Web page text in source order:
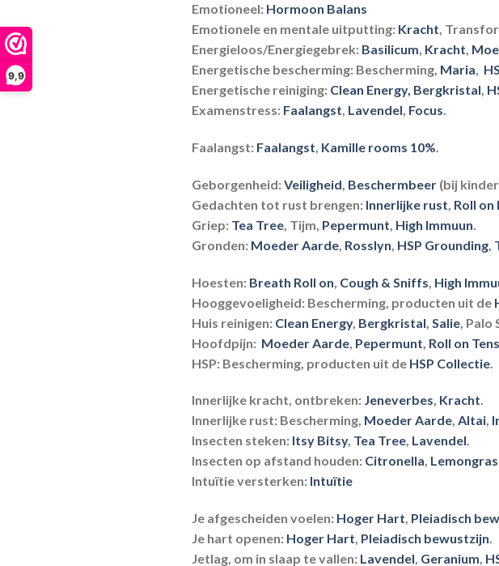
9,9
Emotioneel: Hormoon Balans
Emotionele en mentale uitputting: Kracht,
Energieloos/Energiegebrek: Basilicum, Kracht,
Energetische bescherming: Bescherming, Maria,
Energetische reiniging: Clean Energy, Bergkristal,
Examenstress: Faalangst, Lavendel, Focus.
Faalangst: Faalangst, Kamille rooms 10%.
Geborgenheid:Veiligheid Beschermbeer (bij
Gedachten tot rust brengen: Innerlijke rust Roll on
Griep: Tea Tree , Tijm, Pepermunt High Immuun
Gronden: Moeder Aarde Rosslyn HSP Grounding
Hoesten: Breath Roll on Cough & Sniffs High
Hooggevoeligheid: Bescherming, producten uit de
Huis reinigen: Clean Energy, Bergkristal Salie , Palo
Hoofdpijn: Moeder Aarde Pepermunt Roll on
HSP: Bescherming, producten uit de HSP Collectie
Innerlijke kracht, ontbreken: Jeneverbes, Kracht.
Innerlijke rust: Bescherming, Moeder Aarde, Altai,
Insecten steken: Itsy Bitsy, Tea Tree, Lavendel.
Insecten op afstand houden: Citronella,
Intuïtie versterken: Intuïtie
Je afgescheiden voelen: Hoger Hart, Pleiadisch
Je hart openen: Hoger Hart, Pleiadisch bewustzijn.
Jetlag, om in slaap te vallen: Lavendel, Geranium,